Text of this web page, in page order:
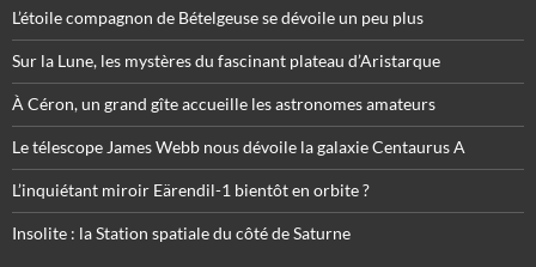
L’étoile compagnon de Bételgeuse se dévoile un peu plus
Sur la Lune, les mystères du fascinant plateau d’Aristarque
À Céron, un grand gîte accueille les astronomes amateurs
Le télescope James Webb nous dévoile la galaxie Centaurus A
L’inquiétant miroir Eärendil-1 bientôt en orbite ?
Insolite : la Station spatiale du côté de Saturne